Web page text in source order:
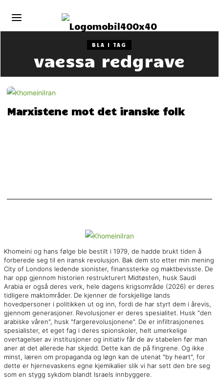
BLA I TAG
vaessa redgrave
Marxistene mot det iranske folk
Khomeini og hans følge ble bestilt i 1979, de hadde brukt tiden å
forberede seg til en iransk revolusjon. Bak dem sto etter min mening
City of Londons ledende sionister, finanssterke og maktbevisste. De
har opp gjennom historien restrukturert Midtøsten, husk Saudi
Arabia er også deres verk, hele dagens krigsområde (2026) er deres
tidligere maktområder. De kjenner de forskjellige lands
hovedpersoner i politikken ut og inn, fordi de har styrt dem i årevis,
gjennom generasjoner. Revolusjoner er deres spesialitet. Husk "den
arabiske våren", husk "fargerevolusjonene". De er infiltrasjonenes
spesialister, et eget fag i deres spionskoler, helt umerkelige
overtagelser av institusjoner og initiativ får de av stabelen før man
aner at det allerede har skjedd. Dette kan de på fingrene. Og ikke
minst, læren om propaganda og løgn kan de utenat "by heart", for
dette er hjernevaskens egne kjemikalier slik vi har sett den bre seg
som en stygg sykdom blandt Israels innbyggere.